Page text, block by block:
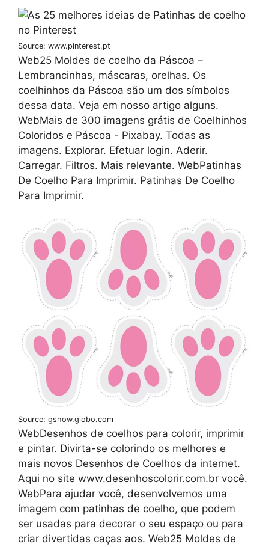
Source: www.pinterest.pt
Web25 Moldes de coelho da Páscoa –
Lembrancinhas, máscaras, orelhas. Os
coelhinhos da Páscoa são um dos símbolos
dessa data. Veja em nosso artigo alguns.
WebMais de 300 imagens grátis de Coelhinhos
Coloridos e Páscoa - Pixabay. Todas as
imagens. Explorar. Efetuar login. Aderir.
Carregar. Filtros. Mais relevante. WebPatinhas
De Coelho Para Imprimir. Patinhas De Coelho
Para Imprimir.
Source: gshow.globo.com
WebDesenhos de coelhos para colorir, imprimir
e pintar. Divirta-se colorindo os melhores e
mais novos Desenhos de Coelhos da internet.
Aqui no site www.desenhoscolorir.com.br você.
WebPara ajudar você, desenvolvemos uma
imagem com patinhas de coelho, que podem
ser usadas para decorar o seu espaço ou para
criar divertidas caças aos. Web25 Moldes de